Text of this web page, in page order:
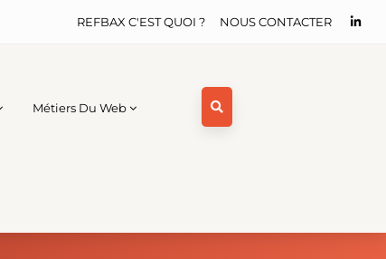
NOUS CONTACTER
REFBAX C'EST QUOI ?
Métiers Du Web